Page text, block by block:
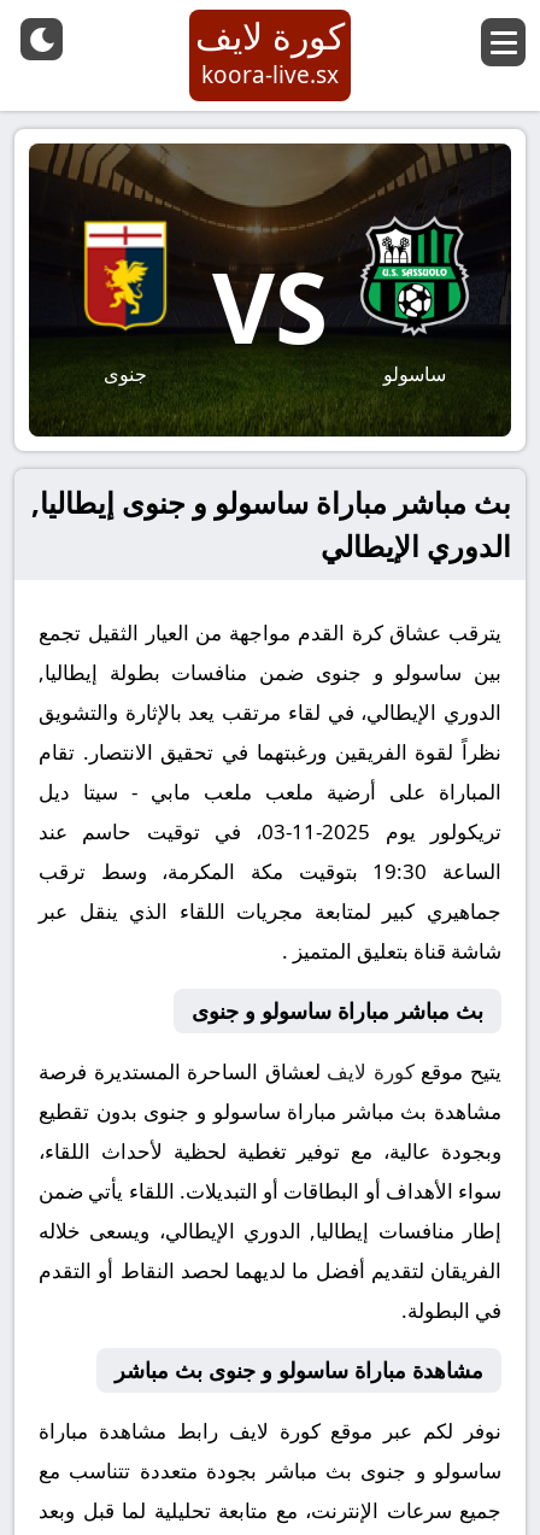
كورة لايف
koora-live.sx
ساسولو
VS
جنوى
بث مباشر مباراة ساسولو و جنوى إيطاليا,
الدوري الإيطالي
يترقب عشاق كرة القدم مواجهة من العيار الثقيل تجمع
بين ساسولو و جنوى ضمن منافسات بطولة إيطاليا,
الدوري الإيطالي، في لقاء مرتقب يعد بالإثارة والتشويق
نظراً لقوة الفريقين ورغبتهما في تحقيق الانتصار. تقام
المباراة على أرضية ملعب ملعب مابي - سيتا ديل
تريكولور يوم 2025-11-03، في توقيت حاسم عند
الساعة 19:30 بتوقيت مكة المكرمة، وسط ترقب
جماهيري كبير لمتابعة مجريات اللقاء الذي ينقل عبر
شاشة قناة بتعليق المتميز .
بث مباشر مباراة ساسولو و جنوى
يتيح موقعكورة لايف لعشاق الساحرة المستديرة فرصة
مشاهدة بث مباشر مباراة ساسولو و جنوى بدون تقطيع
وبجودة عالية، مع توفير تغطية لحظية لأحداث اللقاء،
سواء الأهداف أو البطاقات أو التبديلات. اللقاء يأتي ضمن
إطار منافسات إيطاليا, الدوري الإيطالي، ويسعى خلاله
الفريقان لتقديم أفضل ما لديهما لحصد النقاط أو التقدم
في البطولة.
مشاهدة مباراة ساسولو و جنوى بث مباشر
نوفر لكم عبر موقع كورة لايف رابط مشاهدة مباراة
ساسولو و جنوى بث مباشر بجودة متعددة تتناسب مع
جميع سرعات الإنترنت، مع متابعة تحليلية لما قبل وبعد